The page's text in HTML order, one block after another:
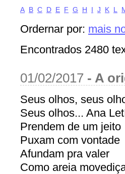
A B C D E F G H I J K L
Ordernar por: mais
Encontrados 2480
01/02/2017 - A
Seus olhos, seus
Seus olhos... Ana
Prendem de um jeito
Puxam com vontade
Afundam pra valer
Como areia